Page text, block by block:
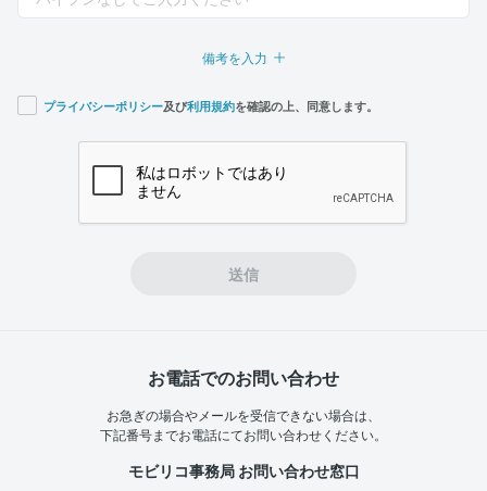
備考を入力
プライバシーポリシー及び利用規約を確認の上、同意します。
送信
お電話でのお問い合わせ
お急ぎの場合やメールを受信できない場合は、
下記番号までお電話にてお問い合わせください。
モビリコ事務局 お問い合わせ窓口